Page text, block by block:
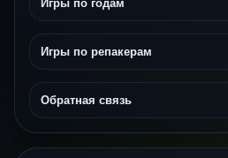
Игры по годам
Игры по репакерам
Обратная связь